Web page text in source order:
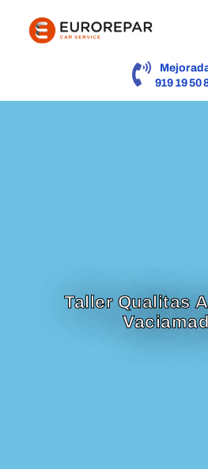
919 19 50
Taller Qualitas